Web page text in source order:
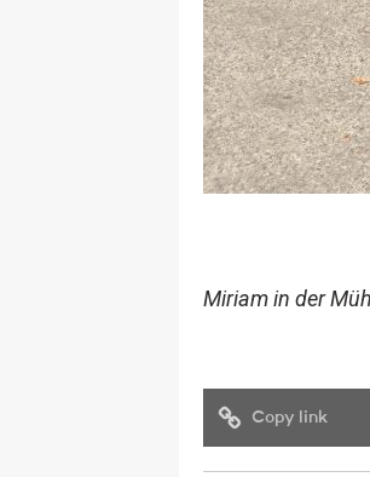
Miriam in der
Copy link